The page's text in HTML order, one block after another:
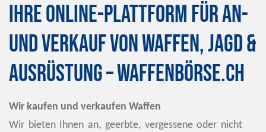
Ihre Online-Plattform für An-
und Verkauf von Waffen, Jagd &
Ausrüstung – Waffenbörse.ch
Wir kaufen und verkaufen Waffen
Wir bieten Ihnen an, geerbte, vergessene oder nicht